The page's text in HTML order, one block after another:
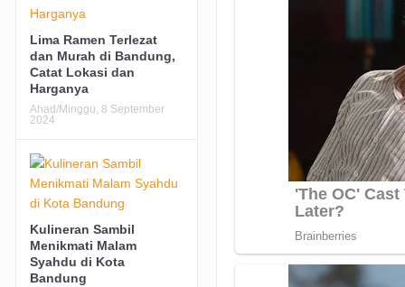
Lima Ramen Terlezat
dan Murah di Bandung,
Catat Lokasi dan
Harganya
Ahad/Minggu, 8 September
2024
Kulineran Sambil
Menikmati Malam
Syahdu di Kota
Bandung